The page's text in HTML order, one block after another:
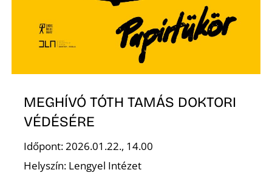
MEGHÍVÓ TÓTH TAMÁS DOKTORI
VÉDÉSÉRE
Időpont: 2026.01.22., 14.00
Helyszín: Lengyel Intézet